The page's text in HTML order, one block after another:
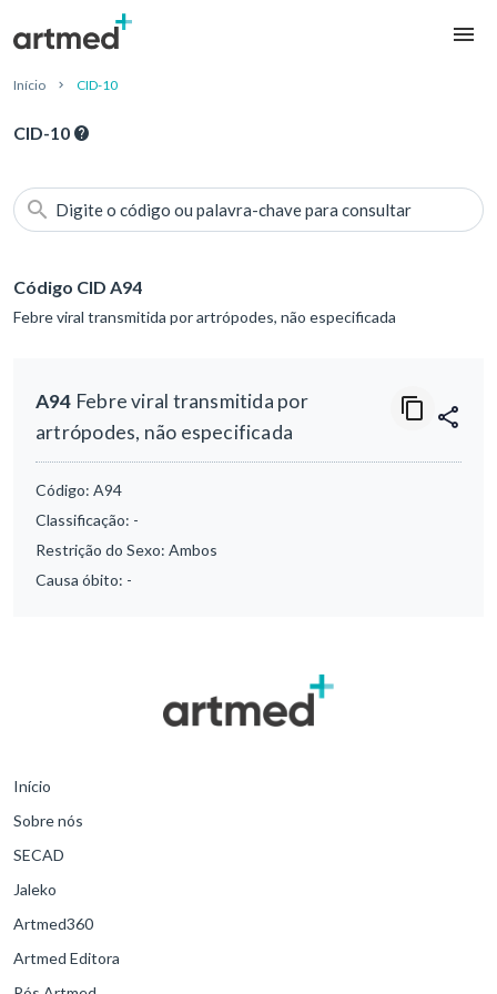
Início CID-10
CID-10
Digite o código ou palavra-chave para consultar
Código CID A94
Febre viral transmitida por artrópodes, não especificada
A94 Febre viral transmitida por
artrópodes, não especificada
Código: A94
Classificação: -
Restrição do Sexo: Ambos
Causa óbito: -
Início
Sobre nós
SECAD
Jaleko
Artmed360
Artmed Editora